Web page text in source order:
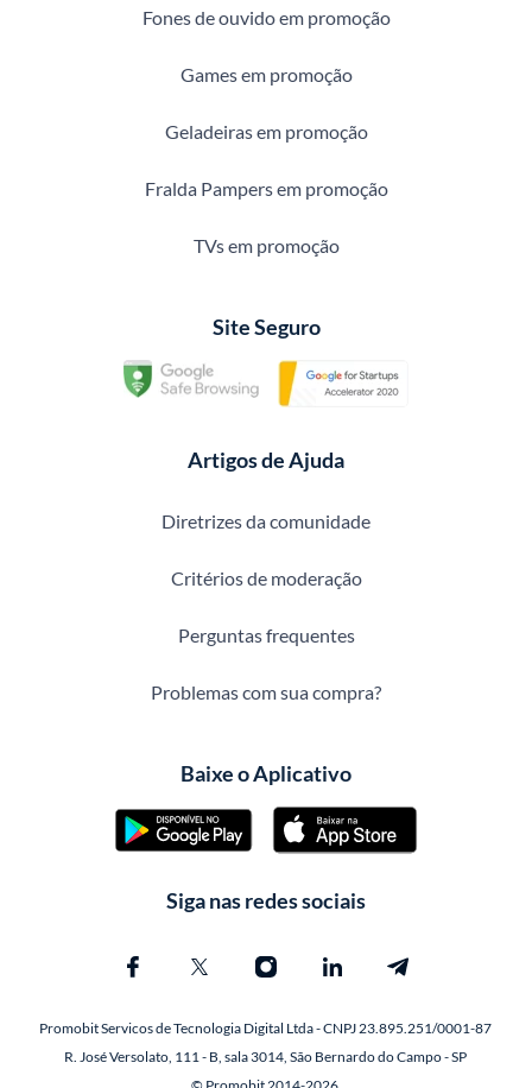
Fones de ouvido em promoção
Games em promoção
Geladeiras em promoção
Fralda Pampers em promoção
TVs em promoção
Site Seguro
Artigos de Ajuda
Diretrizes da comunidade
Critérios de moderação
Perguntas frequentes
Problemas com sua compra?
Baixe o Aplicativo
Siga nas redes sociais
Promobit Servicos de Tecnologia Digital Ltda - CNPJ 23.895.251/0001-87
R. José Versolato, 111 - B, sala 3014, São Bernardo do Campo - SP